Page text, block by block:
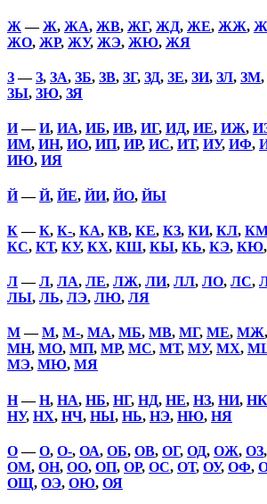
Ж —Ж, ЖА, ЖВ, ЖГ, ЖД, ЖЕ, ЖЖ,
ЖО, ЖР, ЖУ, ЖЭ, ЖЮ, ЖЯ
З—З, ЗА, ЗБ, ЗВ, ЗГ, ЗД, ЗЕ, ЗИ, ЗЛ, ЗМ,
ЗЫ, ЗЮ, ЗЯ
И—И, ИА, ИБ, ИВ, ИГ, ИД, ИЕ, ИЖ,
ИМ, ИН, ИО, ИП, ИР, ИС, ИТ, ИУ, ИФ,
ИЮ, ИЯ
Й—Й, ЙЕ, ЙИ, ЙО, ЙЫ
К—К, К-, КА, КВ, КЕ, КЗ, КИ, КЛ,
КС, КТ, КУ, КХ, КШ, КЫ, КЬ, КЭ, КЮ,
Л—Л, ЛА, ЛЕ, ЛЖ, ЛИ, ЛЛ, ЛО, ЛС,
ЛЫ, ЛЬ, ЛЭ, ЛЮ, ЛЯ
М—М, М-, МА, МБ, МВ, МГ, МЕ, МЖ,
МН, МО, МП, МР, МС, МТ, МУ, МХ,
МЭ, МЮ, МЯ
Н—Н, НА, НБ, НГ, НД, НЕ, НЗ, НИ, НК
НУ, НХ, НЧ, НЫ, НЬ, НЭ, НЮ, НЯ
О—О, О-, ОА, ОБ, ОВ, ОГ, ОД, ОЖ, ОЗ,
ОМ, ОН, ОО, ОП, ОР, ОС, ОТ, ОУ, ОФ,
ОЩ, ОЭ, ОЮ, ОЯ